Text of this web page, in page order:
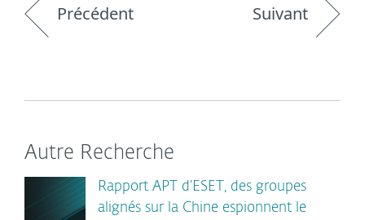
Précédent Suivant
Autre Recherche
Rapport APT d’ESET, des groupes
alignés sur la Chine espionnent le